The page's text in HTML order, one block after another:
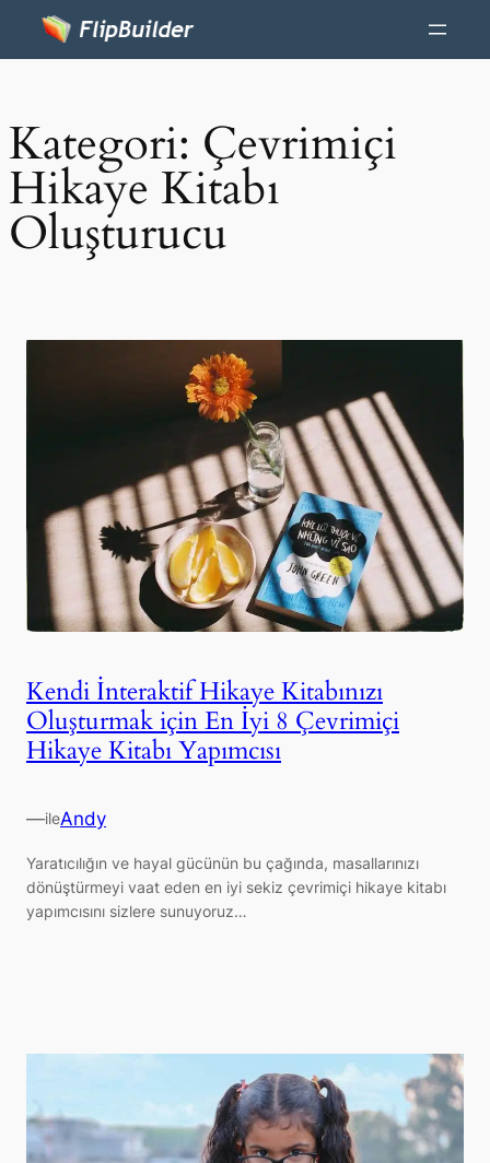
Kategori: Çevrimiçi
Hikaye Kitabı
Oluşturucu
Kendi İnteraktif Hikaye Kitabınızı
Oluşturmak için En İyi 8 Çevrimiçi
Hikaye Kitabı Yapımcısı
—ileAndy
Yaratıcılığın ve hayal gücünün bu çağında, masallarınızı
dönüştürmeyi vaat eden en iyi sekiz çevrimiçi hikaye kitabı
yapımcısını sizlere sunuyoruz…